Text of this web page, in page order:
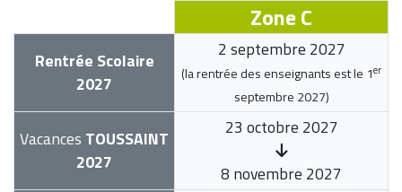
Zone C
Rentrée Scolaire
2027
2 septembre 2027
(la rentrée des enseignants est le 1er
septembre 2027)
Vacances TOUSSAINT
2027
23 octobre 2027
8 novembre 2027